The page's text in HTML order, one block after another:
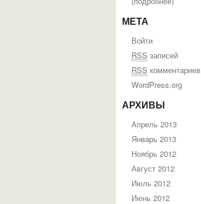
МЕТА
Войти
RSS записей
RSS комментариев
WordPress.org
АРХИВЫ
Апрель 2013
Январь 2013
Ноябрь 2012
Август 2012
Июль 2012
Июнь 2012